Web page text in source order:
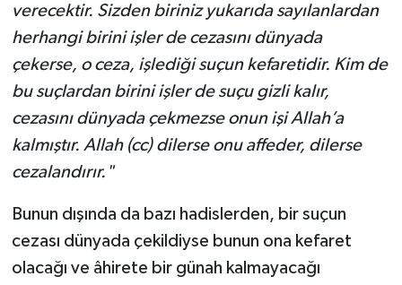
verecektir. Sizden biriniz yukarıda sayılanlardan
herhangi birini işler de cezasını dünyada
çekerse, o ceza, işlediği suçun kefaretidir. Kim de
bu suçlardan birini işler de suçu gizli kalır,
cezasını dünyada çekmezse onun işi Allah’a
kalmıştır. Allah (cc) dilerse onu affeder, dilerse
cezalandırır."
Bunun dışında da bazı hadislerden, bir suçun
cezası dünyada çekildiyse bunun ona kefaret
olacağı ve âhirete bir günah kalmayacağı